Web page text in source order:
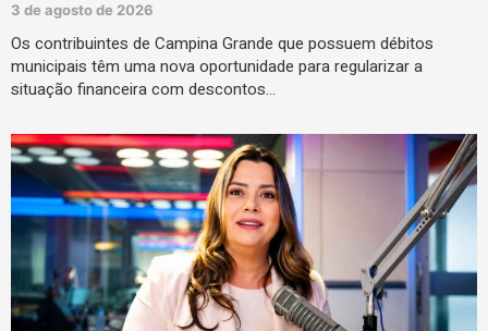
3 de agosto de 2026
Os contribuintes de Campina Grande que possuem débitos
municipais têm uma nova oportunidade para regularizar a
situação financeira com descontos…